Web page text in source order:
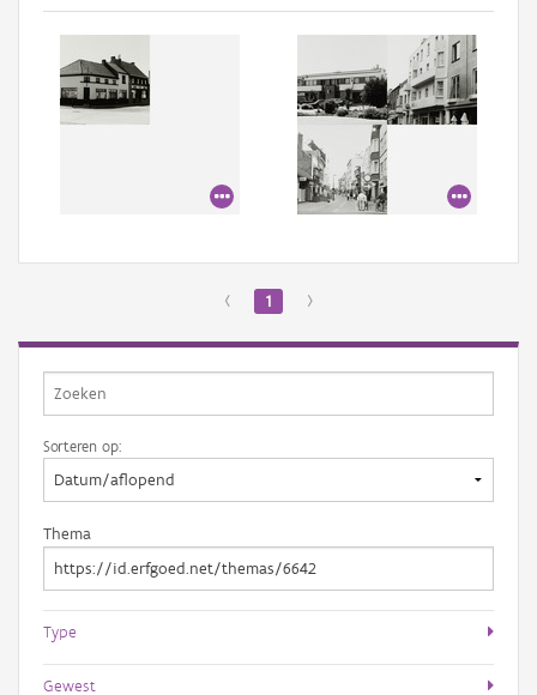
#BeeldIndeKijker
Hergebruik
Over ons
‹ 1 ›
Sorteren op:
Thema
Type
Gewest